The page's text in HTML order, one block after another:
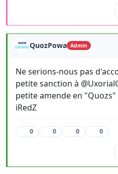
QuozPowa Admin
Ne serions-nous pas
petite sanction à
petite amende en "Quozs"
iRedZ
0 0 0 0